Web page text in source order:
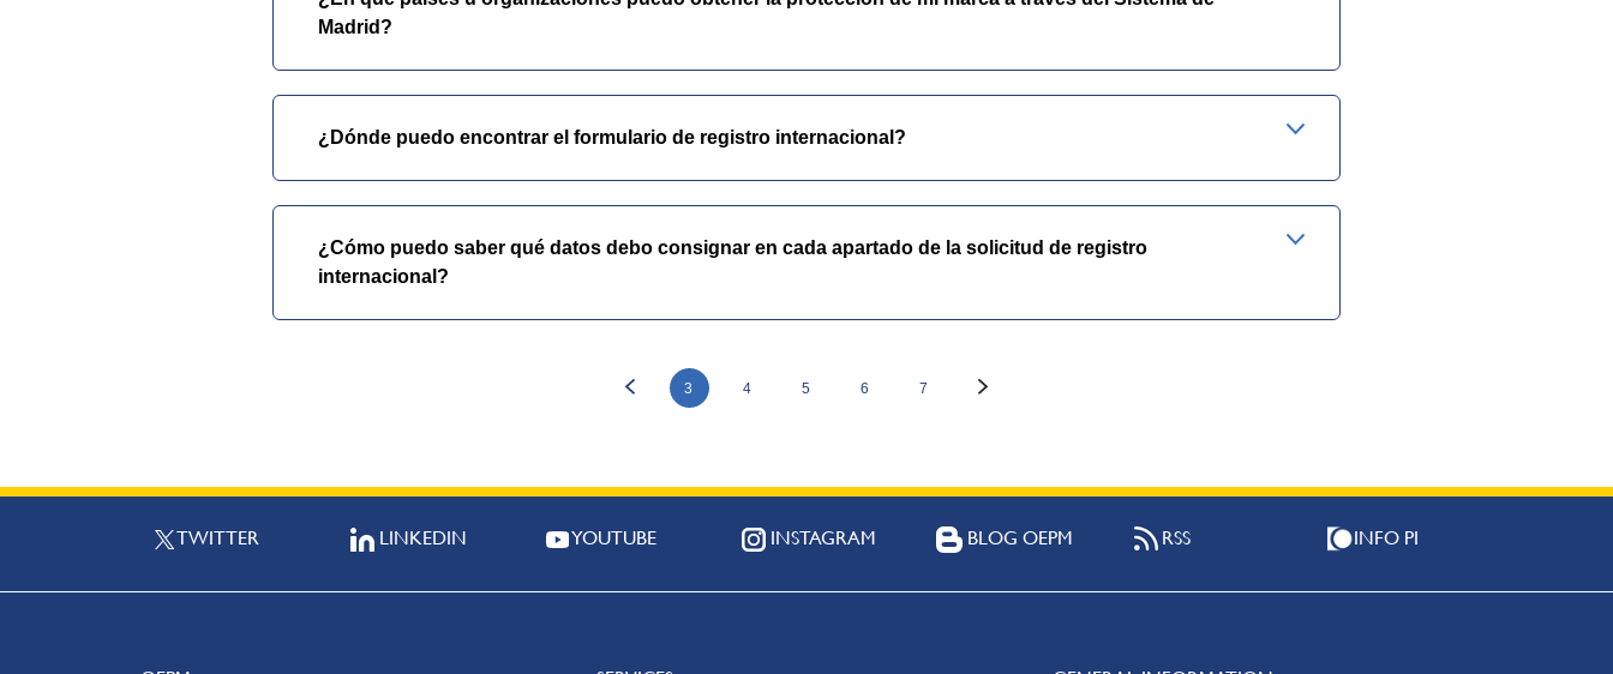
Madrid?
¿Dónde puedo encontrar el formulario de registro internacional?
¿Cómo puedo saber qué datos debo consignar en cada apartado de la solicitud de registro
internacional?
3 4 5 6 7
TWITTER LINKEDIN YOUTUBE INSTAGRAM BLOG OEPM RSS INFO PI